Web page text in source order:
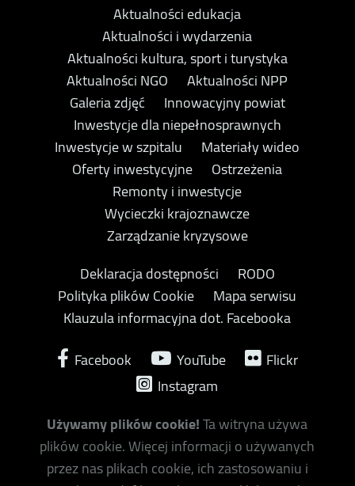
Aktualności edukacja
Aktualności i wydarzenia
Aktualności kultura, sport i turystyka
Aktualności NGO
Aktualności NPP
Galeria zdjęć
Innowacyjny powiat
Inwestycje dla niepełnosprawnych
Inwestycje w szpitalu
Materiały wideo
Oferty inwestycyjne
Ostrzeżenia
Remonty i inwestycje
Wycieczki krajoznawcze
Zarządzanie kryzysowe
Deklaracja dostępności
RODO
Polityka plików Cookie
Mapa serwisu
Klauzula informacyjna dot. Facebooka
Facebook
YouTube
Flickr
Instagram
Używamy plików cookie!Ta witryna używa
plików cookie. Więcej informacji o używanych
przez nas plikach cookie, ich zastosowaniu i